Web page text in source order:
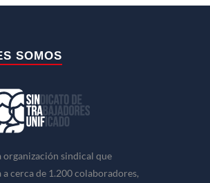
SOMOS
organización sindical que
a cerca de 1.200 colaboradores,